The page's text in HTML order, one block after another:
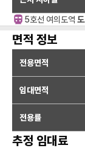
5호선 여의도역
면적 정보
전용면적
임대면적
전용률
추정 임대료